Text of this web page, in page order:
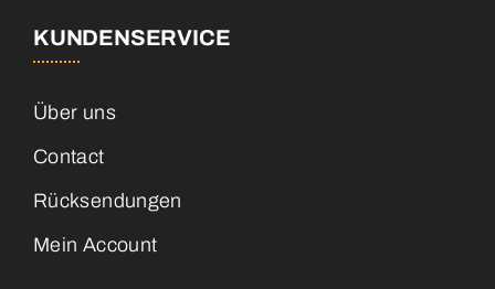
KUNDENSERVICE
Über uns
Contact
Rücksendungen
Mein Account